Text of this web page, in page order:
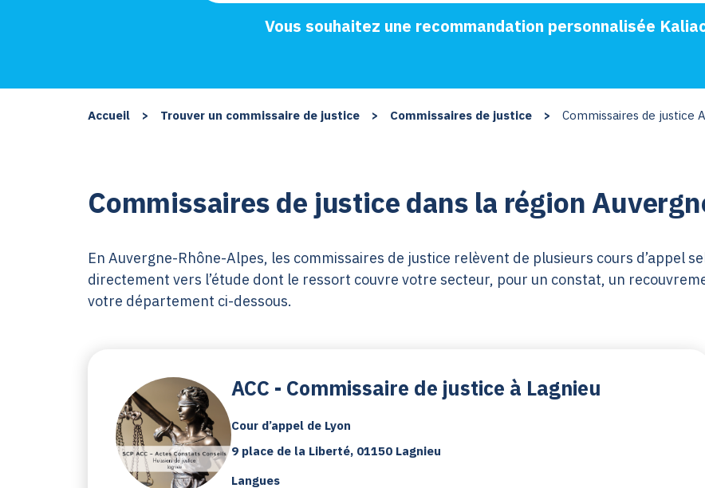
Vous souhaitez une recommandation personnalisée
Accueil > Trouver un commissaire de justice > Commissaires de justice > Commissaires de justice
Commissaires de justice dans la région
En Auvergne-Rhône-Alpes, les commissaires de justice relèvent de plusieurs cours d’appel
directement vers l’étude dont le ressort couvre votre secteur, pour un constat, un
votre département ci-dessous.
ACC - Commissaire de justice à Lagnieu
Cour d’appel de Lyon
9 place de la Liberté, 01150 Lagnieu
Langues